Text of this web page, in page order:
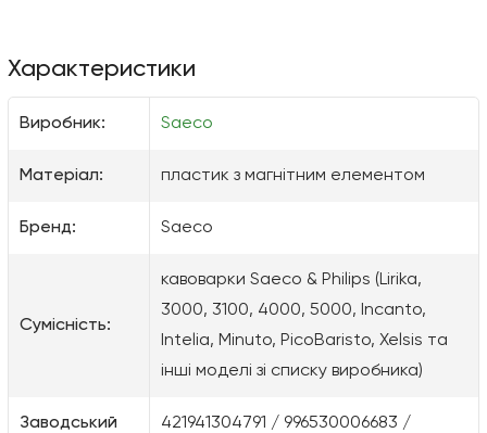
Характеристики
Виробник: Saeco
Матеріал: пластик з магнітним елементом
Бренд: Saeco
Сумісність:
кавоварки Saeco & Philips (Lirika,
3000, 3100, 4000, 5000, Incanto,
Intelia, Minuto, PicoBaristo, Xelsis та
інші моделі зі списку виробника)
Заводський
421941304791 / 996530006683 /